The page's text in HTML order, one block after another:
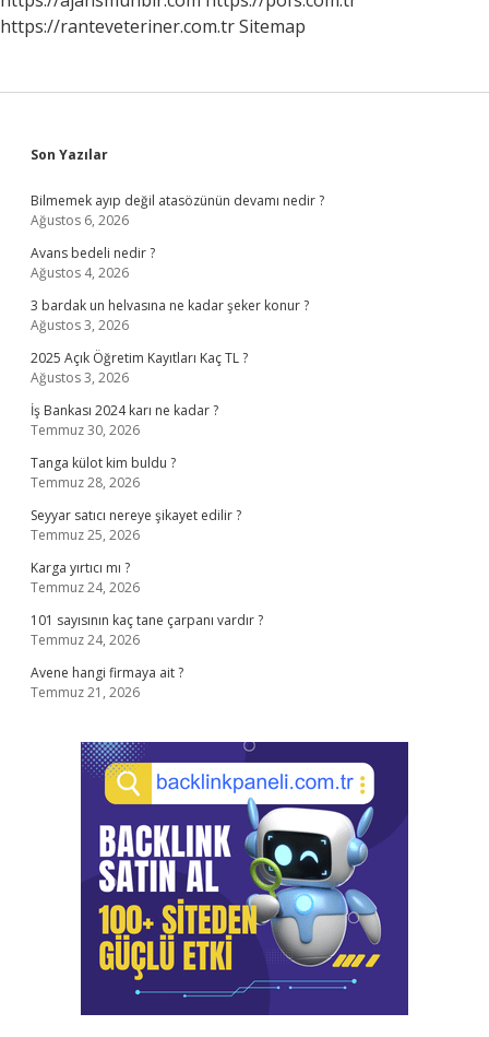
https://ranteveteriner.com.trSitemap
Sidebar
Son Yazılar
Bilmemek ayıp değil atasözünün devamı nedir ?
Ağustos 6, 2026
Avans bedeli nedir ?
Ağustos 4, 2026
3 bardak un helvasına ne kadar şeker konur ?
Ağustos 3, 2026
2025 Açık Öğretim Kayıtları Kaç TL ?
Ağustos 3, 2026
İş Bankası 2024 karı ne kadar ?
Temmuz 30, 2026
Tanga külot kim buldu ?
Temmuz 28, 2026
Seyyar satıcı nereye şikayet edilir ?
Temmuz 25, 2026
Karga yırtıcı mı ?
Temmuz 24, 2026
101 sayısının kaç tane çarpanı vardır ?
Temmuz 24, 2026
Avene hangi firmaya ait ?
Temmuz 21, 2026